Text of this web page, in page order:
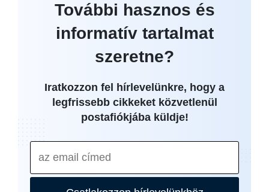
További hasznos és
informatív tartalmat
szeretne?
Iratkozzon fel hírlevelünkre, hogy a
legfrissebb cikkeket közvetlenül
postafiókjába küldje!